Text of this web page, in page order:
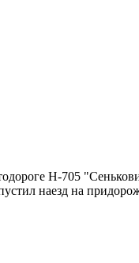
Н-705
наезд на